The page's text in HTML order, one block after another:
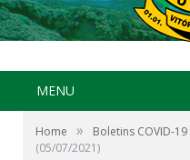
MENU
Home » Boletins COVID-19
(05/07/2021)